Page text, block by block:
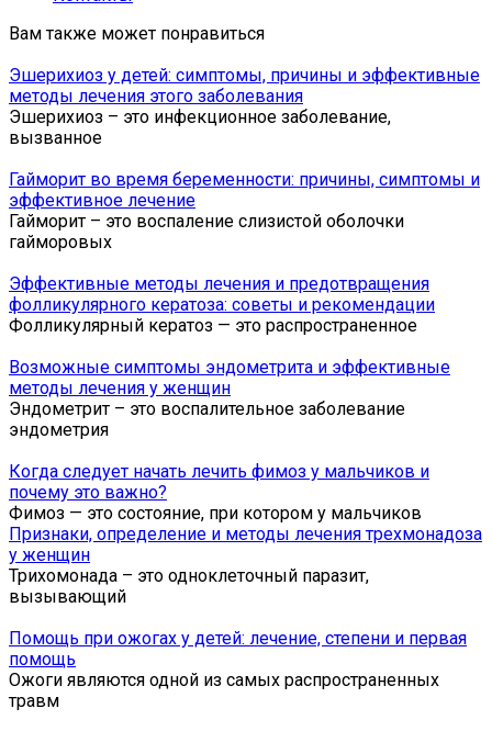
Вам также может понравиться
Эшерихиоз у детей: симптомы, причины и эффективные
методы лечения этого заболевания
Эшерихиоз – это инфекционное заболевание,
вызванное
Гайморит во время беременности: причины, симптомы и
эффективное лечение
Гайморит – это воспаление слизистой оболочки
гайморовых
Эффективные методы лечения и предотвращения
фолликулярного кератоза: советы и рекомендации
Фолликулярный кератоз — это распространенное
Возможные симптомы эндометрита и эффективные
методы лечения у женщин
Эндометрит – это воспалительное заболевание
эндометрия
Когда следует начать лечить фимоз у мальчиков и
почему это важно?
Фимоз — это состояние, при котором у мальчиков
Признаки, определение и методы лечения трехмонадоза
у женщин
Трихомонада – это одноклеточный паразит,
вызывающий
Помощь при ожогах у детей: лечение, степени и первая
помощь
Ожоги являются одной из самых распространенных
травм